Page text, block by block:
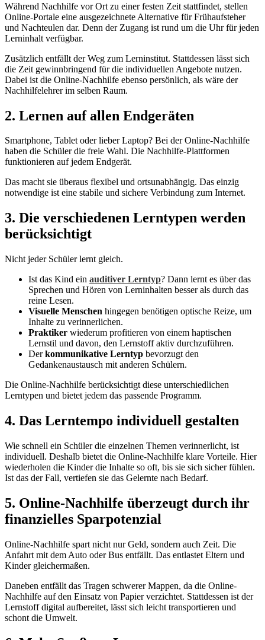
Während Nachhilfe vor Ort zu einer festen Zeit stattfindet, stellen
Online-Portale eine ausgezeichnete Alternative für Frühaufsteher
und Nachteulen dar. Denn der Zugang ist rund um die Uhr für jeden
Lerninhalt verfügbar.
Zusätzlich entfällt der Weg zum Lerninstitut. Stattdessen lässt sich
die Zeit gewinnbringend für die individuellen Angebote nutzen.
Dabei ist die Online-Nachhilfe ebenso persönlich, als wäre der
Nachhilfelehrer im selben Raum.
2. Lernen auf allen Endgeräten
Smartphone, Tablet oder lieber Laptop? Bei der Online-Nachhilfe
haben die Schüler die freie Wahl. Die Nachhilfe-Plattformen
funktionieren auf jedem Endgerät.
Das macht sie überaus flexibel und ortsunabhängig. Das einzig
notwendige ist eine stabile und sichere Verbindung zum Internet.
3. Die verschiedenen Lerntypen werden
berücksichtigt
Nicht jeder Schüler lernt gleich.
Ist das Kind ein auditiver Lerntyp? Dann lernt es über das
Sprechen und Hören von Lerninhalten besser als durch das
reine Lesen.
Visuelle Menschen hingegen benötigen optische Reize, um
Inhalte zu verinnerlichen.
Praktiker wiederum profitieren von einem haptischen
Lernstil und davon, den Lernstoff aktiv durchzuführen.
Derkommunikative Lerntyp bevorzugt den
Gedankenaustausch mit anderen Schülern.
Die Online-Nachhilfe berücksichtigt diese unterschiedlichen
Lerntypen und bietet jedem das passende Programm.
4. Das Lerntempo individuell gestalten
Wie schnell ein Schüler die einzelnen Themen verinnerlicht, ist
individuell. Deshalb bietet die Online-Nachhilfe klare Vorteile. Hier
wiederholen die Kinder die Inhalte so oft, bis sie sich sicher fühlen.
Ist das der Fall, vertiefen sie das Gelernte nach Bedarf.
5. Online-Nachhilfe überzeugt durch ihr
finanzielles Sparpotenzial
Online-Nachhilfe spart nicht nur Geld, sondern auch Zeit. Die
Anfahrt mit dem Auto oder Bus entfällt. Das entlastet Eltern und
Kinder gleichermaßen.
Daneben entfällt das Tragen schwerer Mappen, da die Online-
Nachhilfe auf den Einsatz von Papier verzichtet. Stattdessen ist der
Lernstoff digital aufbereitet, lässt sich leicht transportieren und
schont die Umwelt.